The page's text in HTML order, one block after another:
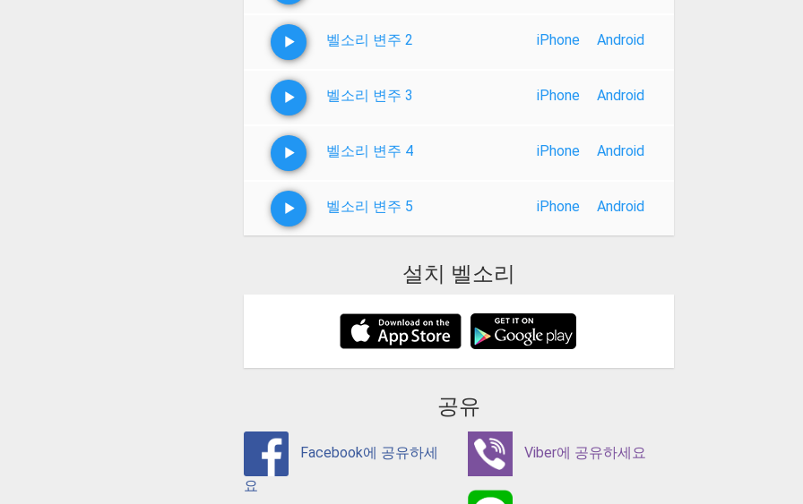
벨소리 변주 2 iPhone Android
벨소리 변주 3 iPhone Android
벨소리 변주 4 iPhone Android
벨소리 변주 5 iPhone Android
설치 벨소리
공유
Facebook에 공유하세
요
Viber에 공유하세요